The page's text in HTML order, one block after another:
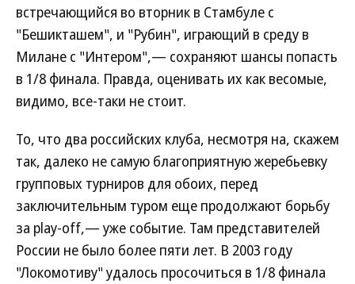
встречающийся во вторник в Стамбуле с
"Бешикташем", и "Рубин", играющий в среду в
Милане с "Интером",— сохраняют шансы попасть
в 1/8 финала. Правда, оценивать их как весомые,
видимо, все-таки не стоит.
То, что два российских клуба, несмотря на, скажем
так, далеко не самую благоприятную жеребьевку
групповых турниров для обоих, перед
заключительным туром еще продолжают борьбу
за play-off,— уже событие. Там представителей
России не было более пяти лет. В 2003 году
"Локомотиву" удалось просочиться в 1/8 финала